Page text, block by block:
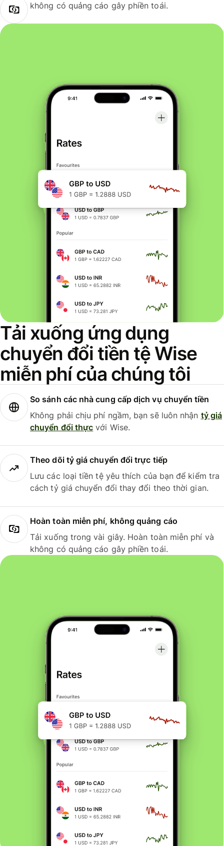
không có quảng cáo gây phiền toái.
Tải xuống ứng dụng
chuyển đổi tiền tệ Wise
miễn phí của chúng tôi
So sánh các nhà cung cấp dịch vụ chuyển tiền
Không phải chịu phí ngầm, bạn sẽ luôn nhận tỷ giá
chuyển đổi thực với Wise.
Theo dõi tỷ giá chuyển đổi trực tiếp
Lưu các loại tiền tệ yêu thích của bạn để kiểm tra
cách tỷ giá chuyển đổi thay đổi theo thời gian.
Hoàn toàn miễn phí, không quảng cáo
Tải xuống trong vài giây. Hoàn toàn miễn phí và
không có quảng cáo gây phiền toái.